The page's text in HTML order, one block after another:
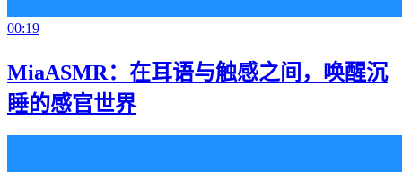
00:19
MiaASMR：在耳语与触感之间，唤醒沉
睡的感官世界